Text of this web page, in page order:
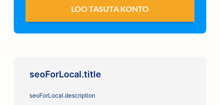
LOO TASUTA KONTO
seoForLocal.title
seoForLocal.description